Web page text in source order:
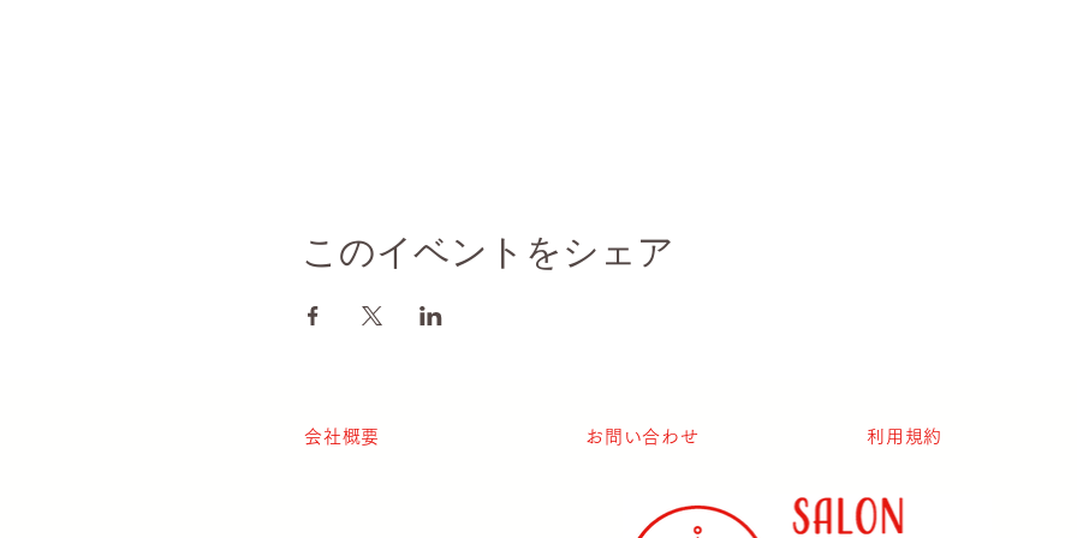
このイベントをシェア
会社概要 お問い合わせ 利用規約